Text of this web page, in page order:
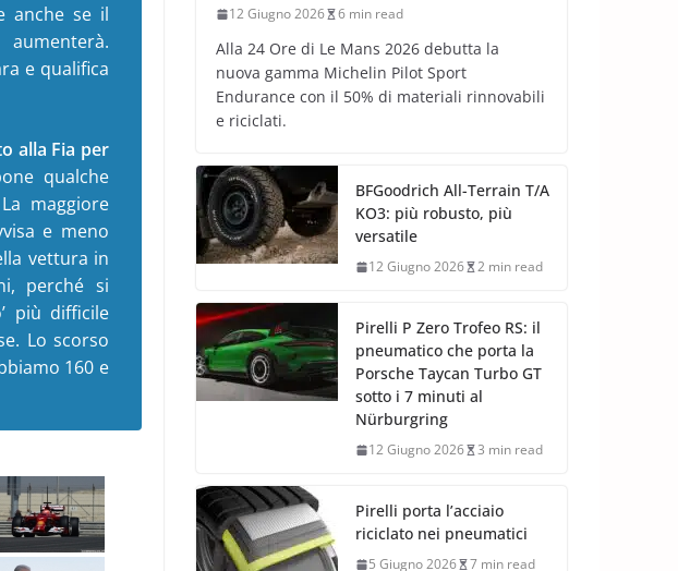
anche se il
e qualifica
alla Fia per
qualche
maggiore
e meno
vettura in
perché si
più difficile
Lo scorso
160 e
12 Giugno 2026 6 min read
Alla 24 Ore di Le Mans 2026 debutta la
nuova gamma Michelin Pilot Sport
Endurance con il 50% di materiali rinnovabili
e riciclati.
BFGoodrich All-Terrain T/A
KO3: più robusto, più
versatile
12 Giugno 2026 2 min read
Pirelli P Zero Trofeo RS: il
pneumatico che porta la
Porsche Taycan Turbo GT
sotto i 7 minuti al
Nürburgring
12 Giugno 2026 3 min read
Pirelli porta l’acciaio
riciclato nei pneumatici
5 Giugno 2026 7 min read